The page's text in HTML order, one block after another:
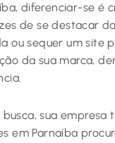
diferenciar-se é
de se destacar
ou sequer um site
da sua marca,
sua empresa
em Parnaíba